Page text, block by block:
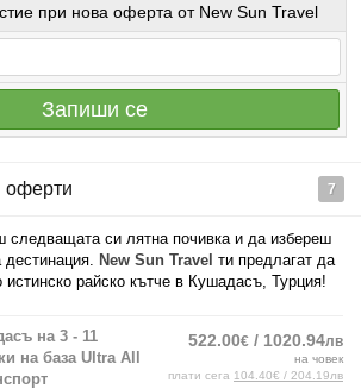
при нова оферта от New Sun Travel
Запиши се
оферти 7
следващата си лятна почивка и да избереш
дестинация. New Sun Travel ти предлагат да
райско кътче в Кушадасъ, Турция!
на 3 - 11
на база Ultra All
522.00€ / 1020.94лв
на човек
плати сега 104.40€ / 204.19лв